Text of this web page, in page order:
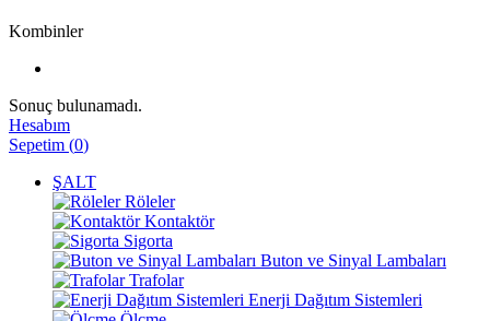
Kombinler
Sonuç bulunamadı.
Hesabım
Sepetim (0)
ŞALT
Röleler
Kontaktör
Sigorta
Buton ve Sinyal Lambaları
Trafolar
Enerji Dağıtım Sistemleri